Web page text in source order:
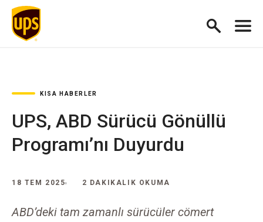
KISA HABERLER
UPS, ABD Sürücü Gönüllü
Programı’nı Duyurdu
18 TEM 2025 2 DAKIKALIK OKUMA
ABD’deki tam zamanlı sürücüler cömert